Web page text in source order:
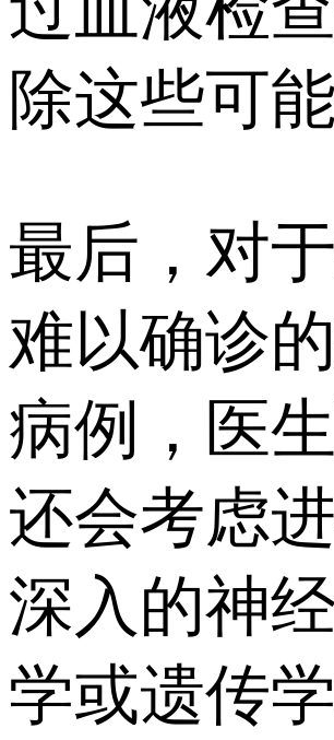
除这些可能
最后，对
难以确诊
病例，医
还会考虑
深入的神
学或遗传